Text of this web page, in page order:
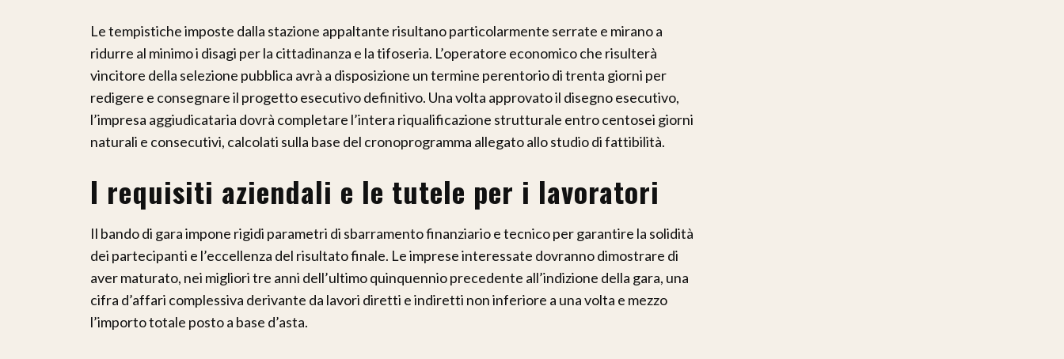
Le tempistiche imposte dalla stazione appaltante risultano particolarmente serrate e mirano a
ridurre al minimo i disagi per la cittadinanza e la tifoseria. L’operatore economico che risulterà
vincitore della selezione pubblica avrà a disposizione un termine perentorio di trenta giorni per
redigere e consegnare il progetto esecutivo definitivo. Una volta approvato il disegno esecutivo,
l’impresa aggiudicataria dovrà completare l’intera riqualificazione strutturale entro centosei giorni
naturali e consecutivi, calcolati sulla base del cronoprogramma allegato allo studio di fattibilità.
I requisiti aziendali e le tutele per i lavoratori
Il bando di gara impone rigidi parametri di sbarramento finanziario e tecnico per garantire la solidità
dei partecipanti e l’eccellenza del risultato finale. Le imprese interessate dovranno dimostrare di
aver maturato, nei migliori tre anni dell’ultimo quinquennio precedente all’indizione della gara, una
cifra d’affari complessiva derivante da lavori diretti e indiretti non inferiore a una volta e mezzo
l’importo totale posto a base d’asta.